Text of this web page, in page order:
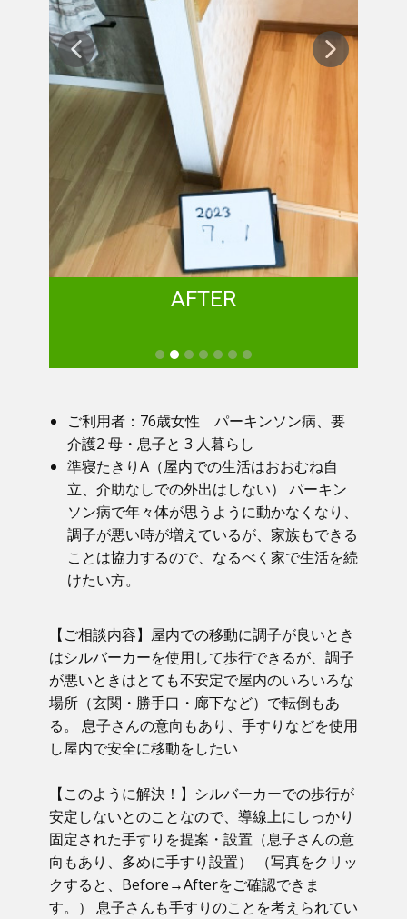
AFTER
ご利用者：​76歳女性 パーキンソン病、要
介護2 母・息子と 3 人暮らし
準寝たきりA（屋内での生活はおおむね自
立、介助なしでの外出はしない） パーキン
ソン病で年々体が思うように動かなくなり、
調子が悪い時が増えているが、家族もできる
ことは協力するので、なるべく家で生活を続
けたい方。
【ご相談内容】​屋内での移動に調子が良いとき
はシルバーカーを使用して歩行できるが、調子
が悪いときはとても不安定で屋内のいろいろな
場所（玄関・勝手口・廊下など）で転倒もあ
る。 息子さんの意向もあり、手すりなどを使用
し屋内で安全に移動をしたい
【このように解決！】​シルバーカーでの歩行が
安定しないとのことなので、導線上にしっかり
固定された手すりを提案・設置（息子さんの意
向もあり、多めに手すり設置） （写真をクリッ
クすると、Before→Afterをご確認できま
す。） ​息子さんも手すりのことを考えられてい